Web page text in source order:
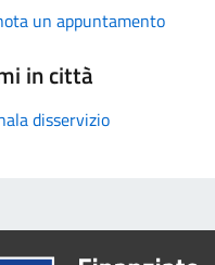
un appuntamento
in città
disservizio